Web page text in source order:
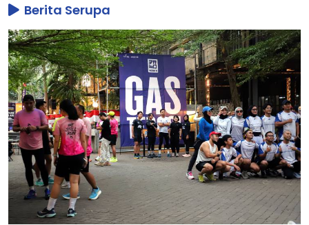
Berita Serupa